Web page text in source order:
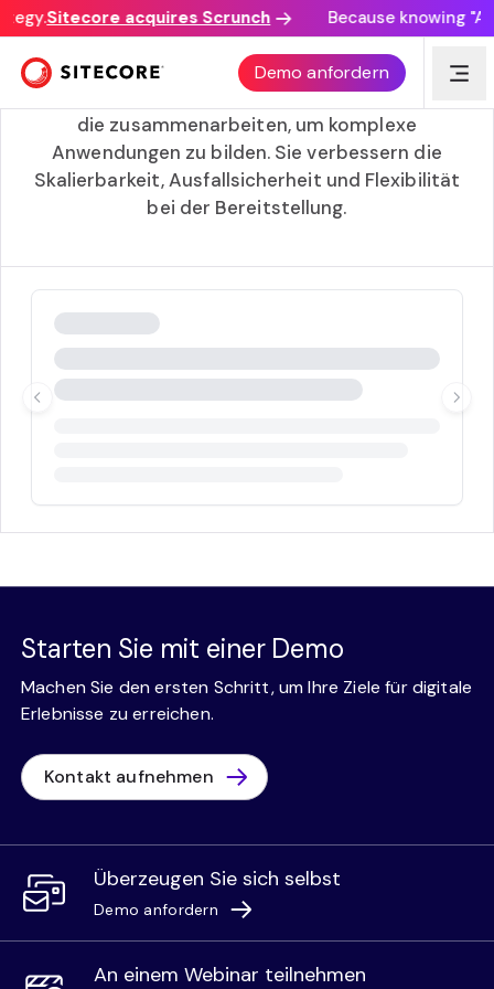
Sitecore acquires Scrunch Because knowing
Demo anfordern
Microservices (Microservices)
Microservices sind kleine, unabhängige Dienste,
die zusammenarbeiten, um komplexe
Anwendungen zu bilden. Sie verbessern die
Skalierbarkeit, Ausfallsicherheit und Flexibilität
bei der Bereitstellung.
Starten Sie mit einer Demo
Machen Sie den ersten Schritt, um Ihre Ziele für digitale
Erlebnisse zu erreichen.
Kontakt aufnehmen
Überzeugen Sie sich selbst
Demo anfordern
An einem Webinar teilnehmen